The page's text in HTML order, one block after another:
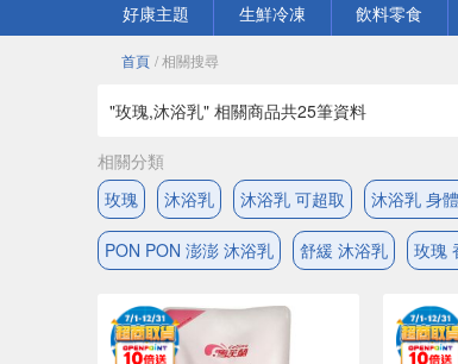
好康主題
生鮮冷凍 飲料零食
首頁 / 相關搜尋
"玫瑰,沐浴乳" 相關商品共25筆資料
相關分類
玫瑰
沐浴乳 沐浴乳 可超取 沐浴乳 身
PON PON 澎澎 沐浴乳 舒緩 沐浴乳 玫瑰